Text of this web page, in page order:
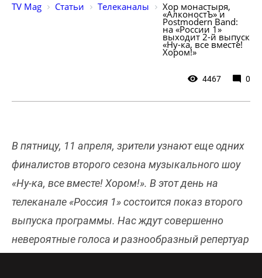
TV Mag Статьи Телеканалы Хор монастыря,
«АлконостЪ» и
Postmodern Band:
на «России 1»
выходит 2-й выпуск
«Ну-ка, все вместе!
Хором!»
4467 0
В пятницу, 11 апреля, зрители узнают еще одних
финалистов второго сезона музыкального шоу
«Ну-ка, все вместе! Хором!». В этот день на
телеканале «Россия 1» состоится показ второго
выпуска программы. Нас ждут совершенно
невероятные голоса и разнообразный репертуар